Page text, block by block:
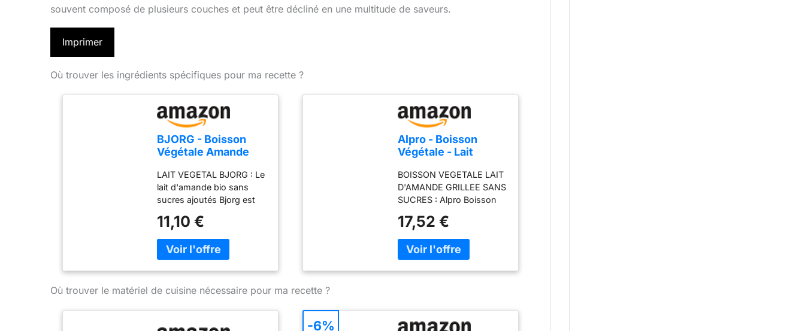
souvent composé de plusieurs couches et peut être décliné en une multitude de saveurs.
Imprimer
Où trouver les ingrédients spécifiques pour ma recette ?
BJORG - Boisson
Végétale Amande
x 1 L
LAIT VEGETAL BJORG : Le
lait d'amande bio sans
sucres ajoutés Bjorg est
boire ou à intégrer dans
vos recettes, au
merveilleux goût
d'amande, pour répondre
à toutes vos envies
gourmandes LES ATOUTS
VEGETALE : Ce lait
d'amande pauvre en
11,10 €
Alpro - Boisson
Végétale - Lait
Sans Sucres - 1L -
Lot de 8x1L
BOISSON VEGETALE LAIT
D'AMANDE GRILLEE SANS
SUCRES : Alpro Boisson
Grillée est une alternative
100% végétale au lait
(sans lactose), et est à
base d'amandes
méditéranéennes grillées
soigneusement grillées et
provenant des régions
17,52 €
Où trouver le matériel de cuisine nécessaire pour ma recette ?
-6%